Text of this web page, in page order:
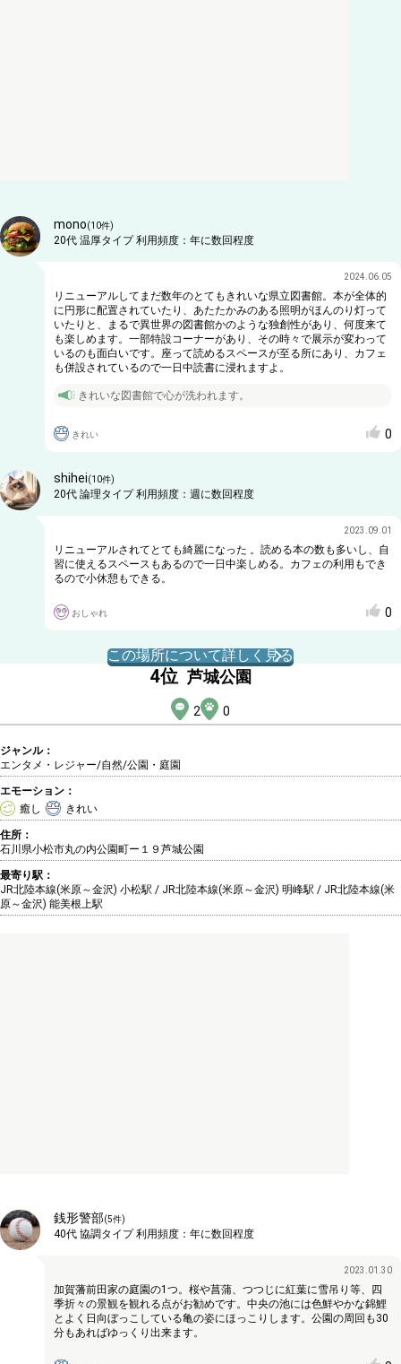
mono(10件)
20代 温厚タイプ利用頻度： 年に数回程度
2024.06.05
リニューアルしてまだ数年のとてもきれいな県立図書館。本が全体的
に円形に配置されていたり、あたたかみのある照明がほんのり灯って
いたりと、まるで異世界の図書館かのような独創性があり、何度来て
も楽しめます。一部特設コーナーがあり、その時々で展示が変わって
いるのも面白いです。座って読めるスペースが至る所にあり、カフェ
も併設されているので一日中読書に浸れますよ。
きれいな図書館で心が洗われます。
きれい 0
shihei(10件)
20代 論理タイプ利用頻度： 週に数回程度
2023.09.01
リニューアルされてとても綺麗になった 。読める本の数も多いし、自
習に使えるスペースもあるので一日中楽しめる。カフェの利用もでき
るので小休憩もできる。
おしゃれ 0
この場所について詳しく見る
4位 芦城公園
2 0
ジャンル：
エンタメ・レジャー/自然/公園・庭園
エモーション：
癒し
きれい
住所：
石川県小松市丸の内公園町ー１９芦城公園
最寄り駅：
JR北陸本線(米原～金沢) 小松駅 / JR北陸本線(米原～金沢) 明峰駅 / JR北陸本線(米
原～金沢) 能美根上駅
銭形警部(5件)
40代 協調タイプ利用頻度： 年に数回程度
2023.01.30
加賀藩前田家の庭園の1つ。桜や菖蒲、つつじに紅葉に雪吊り等、四
季折々の景観を観れる点がお勧めです。中央の池には色鮮やかな錦鯉
とよく日向ぼっこしている亀の姿にほっこりします。公園の周回も30
分もあればゆっくり出来ます。